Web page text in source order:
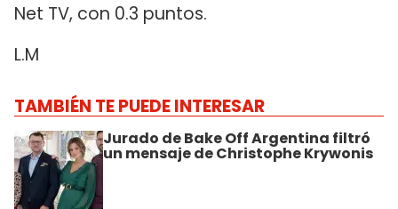
Net TV, con 0.3 puntos.
L.M
TAMBIÉN TE PUEDE INTERESAR
Jurado de Bake Off Argentina filtró
un mensaje de Christophe Krywonis